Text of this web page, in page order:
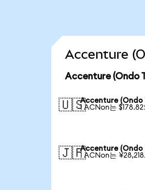
Accenture
Accenture (Ondo
🇺🇸Accenture (Ondo
1 ACNon는
🇯🇵Accenture (Ondo
1 ACNon는